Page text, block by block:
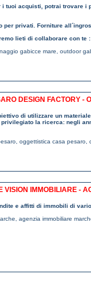
tuoi acquisti, potrai trovare
privati. Forniture
lieti di collaborare con te
gabicce mare outdoor
DESIGN FACTORY -
di utilizzare un
la ricerca: negli
oggettistica casa pesaro
VISION IMMOBILIARE -
e affitti di immobili di
agenzia immobiliare